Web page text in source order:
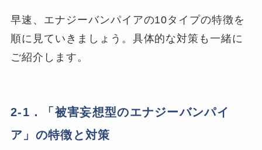
早速、エナジーバンパイアの10タイプの特徴を
順に見ていきましょう。具体的な対策も一緒に
ご紹介します。
2-1．「被害妄想型のエナジーバンパイ
ア」の特徴と対策